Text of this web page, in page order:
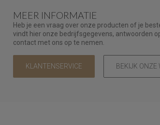
MEER INFORMATIE
Heb je een vraag over onze producten of je
vindt hier onze bedrijfsgegevens, antwoorden
contact met ons op te nemen.
KLANTENSERVICE BEKIJK ONZE